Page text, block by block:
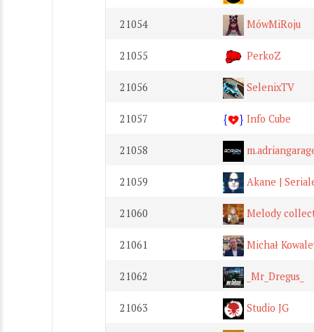
21054 MówMiRoju
21055 PerkoZ
21056 SelenixTV
21057 Info Cube
21058
21059 Akane |
21060 Melody
21061 Michał
21062 _Mr_Dregus_
21063 Studio JG